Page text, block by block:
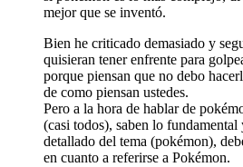
mejor que se inventó.
Bien he criticado demasiado y
quisieran tener enfrente para
porque piensan que no debo
de como piensan ustedes.
Pero a la hora de hablar de
(casi todos), saben lo fundamental
detallado del tema (pokémon),
en cuanto a referirse a Pokémon.